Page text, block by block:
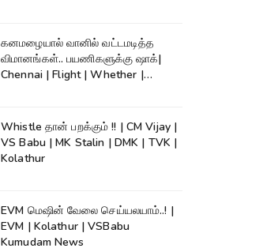
கனமழையால் வானில் வட்டமடித்த
விமானங்கள்.. பயணிகளுக்கு ஷாக்|
Chennai | Flight | Whether |
Whistle தான் பறக்கும் !! | CM Vijay |
VS Babu | MK Stalin | DMK | TVK |
Kolathur
EVM மெஷின் வேலை செய்யலயாம்..! |
EVM | Kolathur | VSBabu
Kumudam News